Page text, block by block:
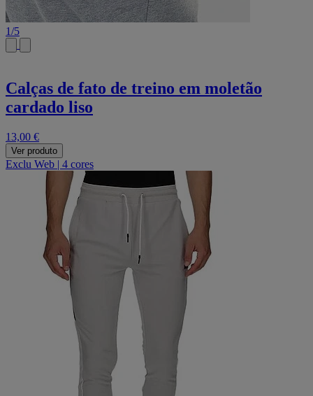
1/5
Calças de fato de treino em moletão
cardado liso
13,00 €
Ver produto
Exclu Web | 4 cores